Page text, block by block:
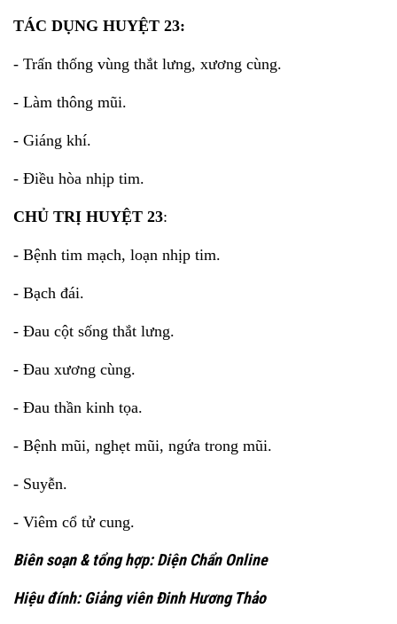
TÁC DỤNG HUYỆT 23:
- Trấn thống vùng thắt lưng, xương cùng.
- Làm thông mũi.
- Giáng khí.
- Điều hòa nhịp tim.
CHỦ TRỊ HUYỆT 23:
- Bệnh tim mạch, loạn nhịp tim.
- Bạch đái.
- Đau cột sống thắt lưng.
- Đau xương cùng.
- Đau thần kinh tọa.
- Bệnh mũi, nghẹt mũi, ngứa trong mũi.
- Suyễn.
- Viêm cổ tử cung.
Biên soạn & tổng hợp: Diện Chẩn Online
Hiệu đính: Giảng viên Đinh Hương Thảo